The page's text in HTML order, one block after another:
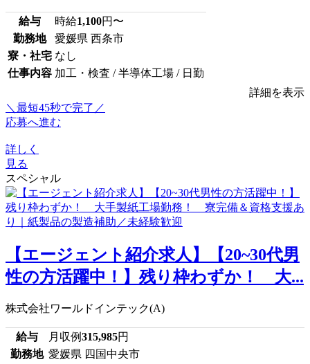
給与 時給1,100円〜
勤務地
愛媛県 西条市
寮・社宅 なし
仕事内容 加工・検査 / 半導体工場 / 日勤
詳細を表示
＼最短45秒で完了／
応募へ進む
詳しく
見る
スペシャル
【エージェント紹介求人】【20~30代男
性の方活躍中！】残り枠わずか！ 大...
株式会社ワールドインテック(A)
給与 月収例315,985円
勤務地 愛媛県 四国中央市